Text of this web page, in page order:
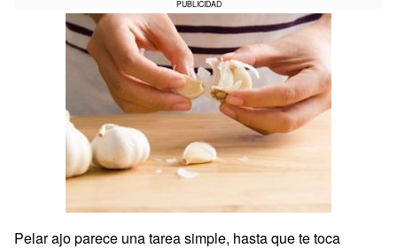
PUBLICIDAD
Pelar ajo parece una tarea simple, hasta que te toca